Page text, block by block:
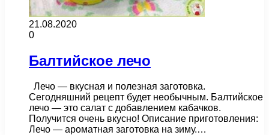
21.08.2020
0
Балтийское лечо
Лечо — вкусная и полезная заготовка.
Сегодняшний рецепт будет необычным. Балтийское
лечо — это салат с добавлением кабачков.
Получится очень вкусно! Описание приготовления:
Лечо — ароматная заготовка на зиму.…